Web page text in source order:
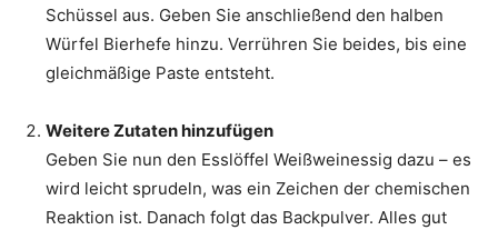
Schüssel aus. Geben Sie anschließend den halben
Würfel Bierhefe hinzu. Verrühren Sie beides, bis eine
gleichmäßige Paste entsteht.
Weitere Zutaten hinzufügen
Geben Sie nun den Esslöffel Weißweinessig dazu – es
wird leicht sprudeln, was ein Zeichen der chemischen
Reaktion ist. Danach folgt das Backpulver. Alles gut